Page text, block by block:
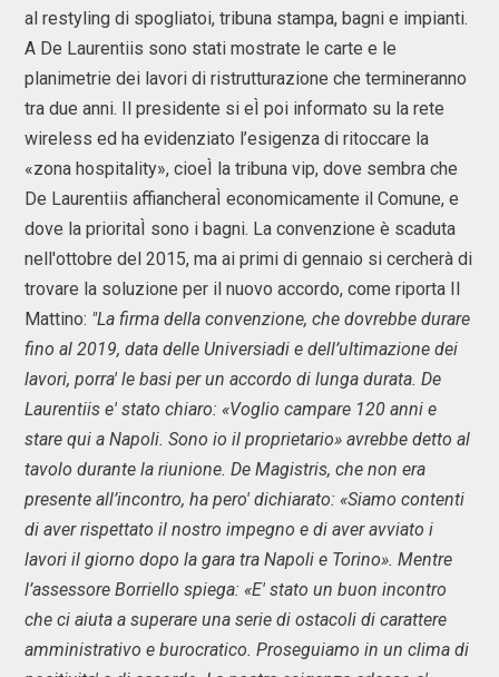
al restyling di spogliatoi, tribuna stampa, bagni e impianti.
A De Laurentiis sono stati mostrate le carte e le
planimetrie dei lavori di ristrutturazione che termineranno
tra due anni. Il presidente si eÌ poi informato su la rete
wireless ed ha evidenziato l’esigenza di ritoccare la
«zona hospitality», cioeÌ la tribuna vip, dove sembra che
De Laurentiis affiancheraÌ economicamente il Comune, e
dove la prioritaÌ sono i bagni. La convenzione è scaduta
nell'ottobre del 2015, ma ai primi di gennaio si cercherà di
trovare la soluzione per il nuovo accordo, come riporta Il
Mattino: "La firma della convenzione, che dovrebbe durare
fino al 2019, data delle Universiadi e dell’ultimazione dei
lavori, porra' le basi per un accordo di lunga durata. De
Laurentiis e' stato chiaro: «Voglio campare 120 anni e
stare qui a Napoli. Sono io il proprietario» avrebbe detto al
tavolo durante la riunione. De Magistris, che non era
presente all’incontro, ha pero' dichiarato: «Siamo contenti
di aver rispettato il nostro impegno e di aver avviato i
lavori il giorno dopo la gara tra Napoli e Torino». Mentre
l’assessore Borriello spiega: «E' stato un buon incontro
che ci aiuta a superare una serie di ostacoli di carattere
amministrativo e burocratico. Proseguiamo in un clima di